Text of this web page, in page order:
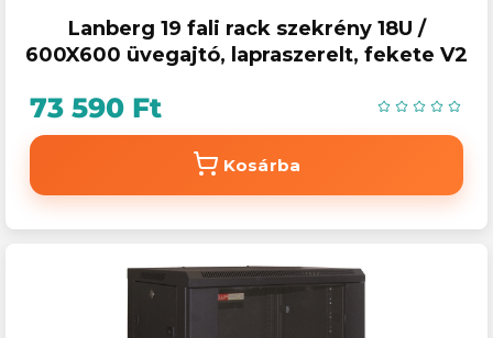
Lanberg 19 fali rack szekrény 18U /
600X600 üvegajtó, lapraszerelt, fekete V2
73 590 Ft
Kosárba